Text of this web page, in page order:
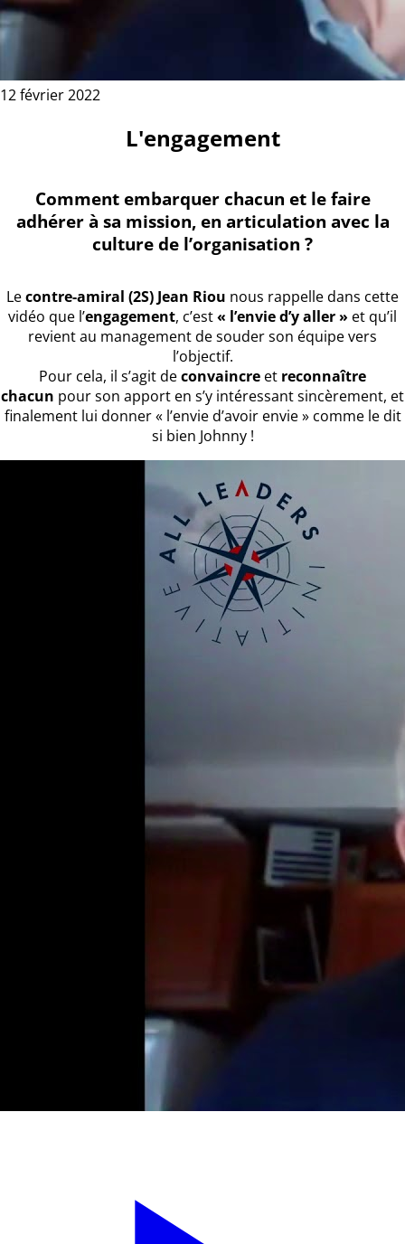
12 février 2022
L'engagement
Comment embarquer chacun et le faire
adhérer à sa mission, en articulation avec la
culture de l’organisation ?
Lecontre-amiral (2S) Jean Riou nous rappelle dans cette
vidéo que l’engagement, c’est« l’envie d’y aller » et qu’il
revient au management de souder son équipe vers
l’objectif.
Pour cela, il s’agit deconvaincre et reconnaître
chacun pour son apport en s’y intéressant sincèrement, et
finalement lui donner « l’envie d’avoir envie » comme le dit
si bien Johnny !